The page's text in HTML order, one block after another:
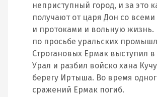
неприступный город, и за это
получают от царя Дон со
и протоками и вольную жизнь.
по просьбе уральских
Строгановых Ермак выступил в
Урал и разбил войско хана
берегу Иртыша. Во время
сражений Ермак погиб.